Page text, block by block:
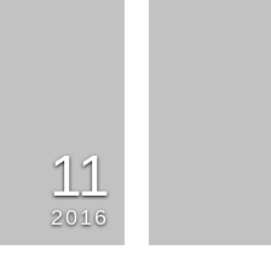
11
2016